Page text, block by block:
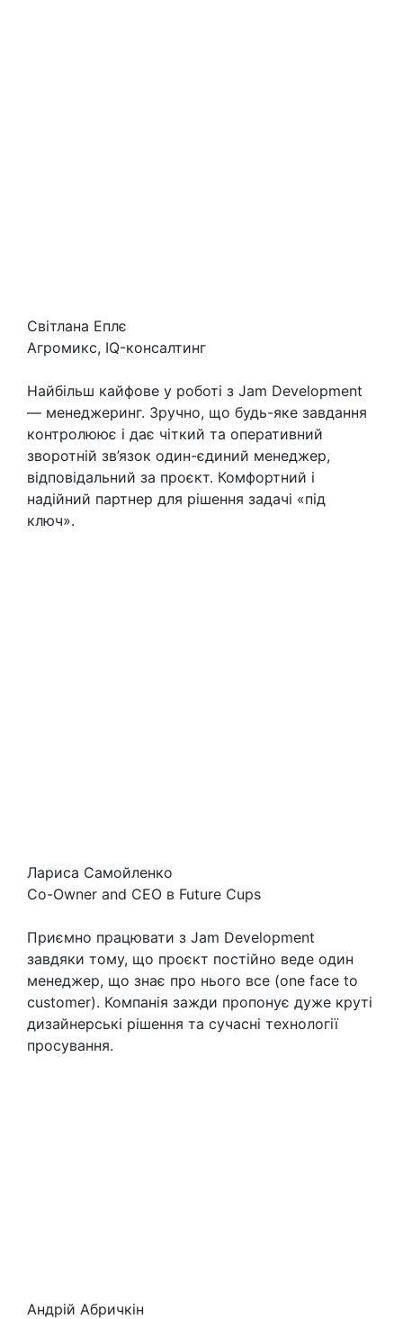
Світлана Еплє
Агромикс, IQ-консалтинг
Найбільш кайфове у роботі з Jam Development
— менеджеринг. Зручно, що будь-яке завдання
контролюює і дає чіткий та оперативний
зворотній зв’язок один-єдиний менеджер,
відповідальний за проєкт. Комфортний і
надійний партнер для рішення задачі «під
ключ».
Лариса Самойленко
Co-Owner and CEO в Future Cups
Приємно працювати з Jam Development
завдяки тому, що проєкт постійно веде один
менеджер, що знає про нього все (one face to
customer). Компанія зажди пропонує дуже круті
дизайнерські рішення та сучасні технології
просування.
Андрій Абричкін